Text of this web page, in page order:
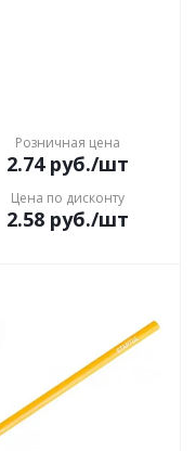
Розничная цена
2.74руб./шт
Цена по дисконту
2.58руб./шт